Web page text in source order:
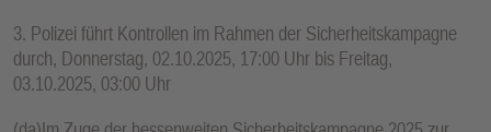
3. Polizei führt Kontrollen im Rahmen der Sicherheitskampagne
durch, Donnerstag, 02.10.2025, 17:00 Uhr bis Freitag,
03.10.2025, 03:00 Uhr